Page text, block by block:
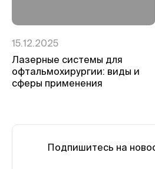
15.12.2025
Лазерные системы для
офтальмохирургии: виды и
сферы применения
Подпишитесь на